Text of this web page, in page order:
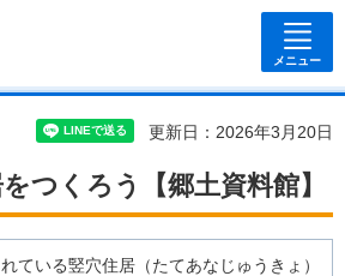
メニュー
更新日：2026年3月20日
つくろう【郷土資料館】
ている竪穴住居（たてあなじゅうきょ）